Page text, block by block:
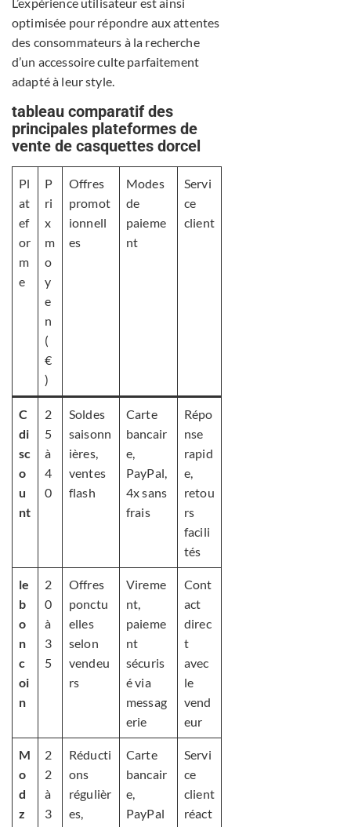
optimisée pour répondre aux attentes
des consommateurs à la recherche
d’un accessoire culte parfaitement
adapté à leur style.
tableau comparatif des
principales plateformes de
vente de casquettes dorcel
Pl
at
ef
or
m
e
P
ri
x
m
o
y
e
n
(
€
)
Offres
promot
ionnell
es
Modes
de
paieme
nt
Servi
ce
client
C
di
sc
o
u
nt
2
5
à
4
0
Soldes
saisonn
ières,
ventes
flash
Carte
bancair
e,
PayPal,
4x sans
frais
Répo
nse
rapid
e,
retou
rs
facili
tés
le
b
o
n
c
oi
n
2
0
à
3
5
Offres
ponctu
elles
selon
vendeu
rs
Vireme
nt,
paieme
nt
sécuris
é via
messag
erie
Cont
act
direc
t
avec
le
vend
eur
M
o
d
z
2
2
à
3
Réducti
ons
régulièr
es,
Carte
bancair
e,
PayPal
Servi
ce
client
réact